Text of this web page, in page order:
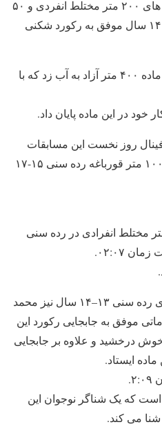
محمد مهدی غلامی نیز در ماده های ۲۰۰ متر مختلط انفردی و ۵۰
متر کرال پشت رده سنی ۱۳ – ۱۴ سال موفق به رکورد شکنی
در فینال ابتدا محمد قاسمی در ماده ۴۰۰ متر آزاد به آب زد که با
فینال روز نخست این مسابقات
آراد مهدی زاده بود که در ماده ۱۰۰ متر قورباغه رده سنی ۱۵-۱۷
سهران نیز در ماده ۲۰۰ متر مختلط انفرادی در رده سنی
در ماده ۲۰۰ متر مختلط انفرادی رده سنی ۱۳–۱۴ سال نیز محمد
موفق به جابجایی رکورد این
درخشید و علاوه بر جابجایی
ایستاد.
است که یک شناگر نوجوان این